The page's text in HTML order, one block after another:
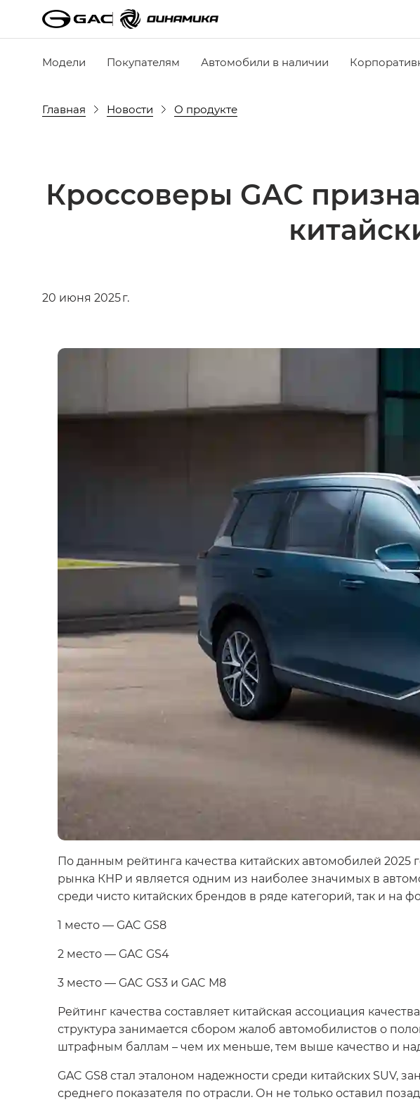
Модели Покупателям Автомобили в наличии
Главная Новости О продукте
Кроссоверы GAC
20 июня 2025 г.
По данным рейтинга качества китайских автомобилей
рынка КНР и является одним из наиболее значимых в
среди чисто китайских брендов в ряде категорий, так и
1 место — GAC GS8
2 место — GAC GS4
3 место — GAC GS3 и GAC M8
Рейтинг качества составляет китайская ассоциация
структура занимается сбором жалоб автомобилистов о
штрафным баллам – чем их меньше, тем выше качество и
GAC GS8 стал эталоном надежности среди китайских SUV,
среднего показателя по отрасли. Он не только оставил